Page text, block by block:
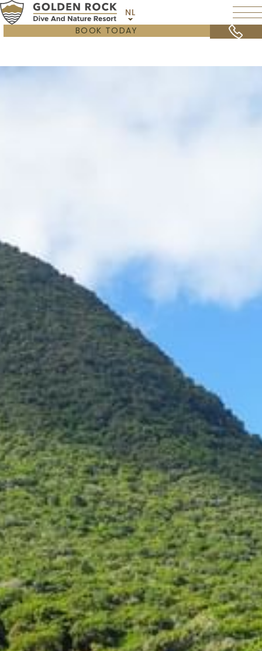
NL
reservations@goldenrockresort.com
BOOK TODAY